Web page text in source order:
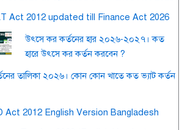
Act 2012 updated till Finance Act 2026
উৎসে কর কর্তনের হার ২০২৬-২০২৭। কত
হারে উৎসে কর কর্তন করবেন ?
তালিকা ২০২৬। কোন কোন খাতে কত ভ্যাট কর্তন
Act 2012 English Version Bangladesh